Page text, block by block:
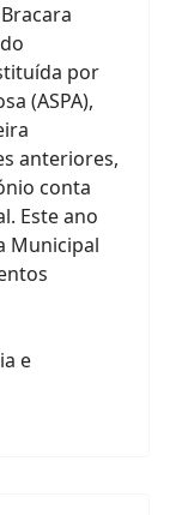
por
(ASPA),
anteriores,
conta
Este ano
Municipal
e